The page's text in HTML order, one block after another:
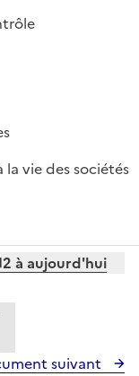
la vie des sociétés
à aujourd'hui
suivant